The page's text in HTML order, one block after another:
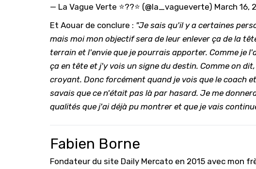
— La Vague Verte ⭐️??⭐️ (@la_vagueverte) March 16,
Et Aouar de conclure : "Je sais qu'il y a certaines
mais moi mon objectif sera de leur enlever ça de la
terrain et l'envie que je pourrais apporter. Comme je
ça en tête et j'y vois un signe du destin. Comme on
croyant. Donc forcément quand je vois que le coach
savais que ce n'était pas là par hasard. Je me
qualités que j'ai déjà pu montrer et que je vais
Fabien Borne
Fondateur du site Daily Mercato en 2015 avec mon